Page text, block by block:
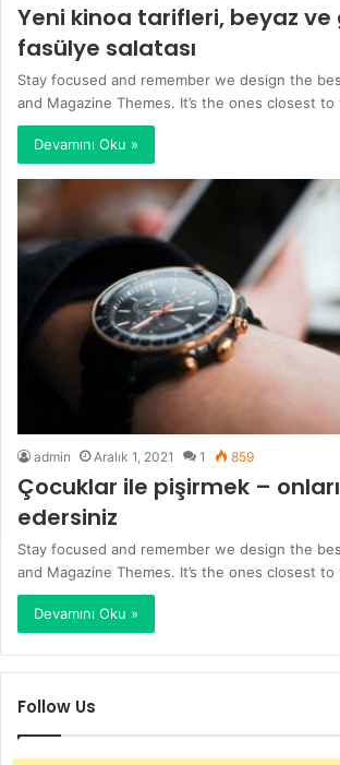
Yeni kinoa tarifleri, beyaz ve
fasülye salatası
Stay focused and remember we design the
and Magazine Themes. It’s the ones closest
Devamını Oku »
admin Aralık 1, 2021 1 859
Çocuklar ile pişirmek –
edersiniz
Stay focused and remember we design the
and Magazine Themes. It’s the ones closest
Devamını Oku »
Follow Us